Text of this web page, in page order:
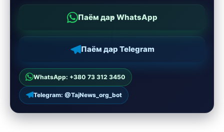
Паём дар WhatsApp
Паём дар Telegram
WhatsApp: +380 73 312 3450
Telegram: @TajNews_org_bot